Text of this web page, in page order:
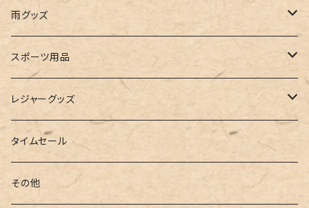
ビスチェ
その他
レースアップ
ルームシューズ
インソール
ローファー
リュック
ハンドバッグ
ボストンバッグ
オフショルダー
バンドゥ
タンキニ
キャミキニ
フィットネス
ユニセックス
マスクケース
帽子
ストール・マフラー
手袋
ポーチ
パスケース
雨グッズ
レインコート
スポーツ用品
トレーニング・スポーツウェア
トレーニンググッズ
ヨガウェア
レジャーグッズ
ビーチグッズ
タイムセール
その他